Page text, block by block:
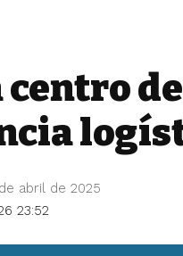
23:52
abril de 2025